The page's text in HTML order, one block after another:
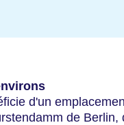
d'un
de Berlin,